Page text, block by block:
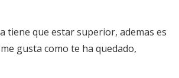
tiene que estar superior, ademas es
gusta como te ha quedado,